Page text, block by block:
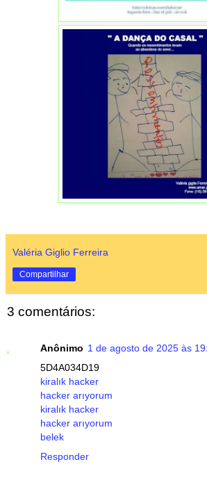
Valéria Giglio Ferreira
Compartilhar
3 comentários:
Anônimo 1 de agosto de 2025 às
5D4A034D19
kiralık hacker
hacker arıyorum
kiralık hacker
hacker arıyorum
belek
Responder